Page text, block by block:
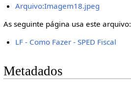
Arquivo:Imagem18.jpeg
As seguinte página usa este arquivo:
LF - Como Fazer - SPED Fiscal
Metadados